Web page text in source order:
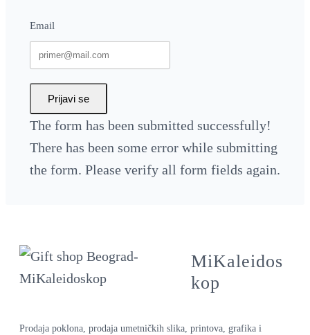
Email
Prijavi se
The form has been submitted successfully!
There has been some error while submitting
the form. Please verify all form fields again.
MiKaleidos
kop
Prodaja poklona, prodaja umetničkih slika, printova, grafika i